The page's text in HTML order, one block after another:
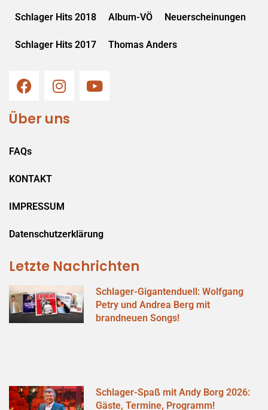
Schlager Hits 2018 Album-VÖ Neuerscheinungen
Schlager Hits 2017 Thomas Anders
Über uns
FAQs
KONTAKT
IMPRESSUM
Datenschutzerklärung
Letzte Nachrichten
Schlager-Gigantenduell: Wolfgang
Petry und Andrea Berg mit
brandneuen Songs!
Schlager-Spaß mit Andy Borg 2026:
Gäste, Termine, Programm!